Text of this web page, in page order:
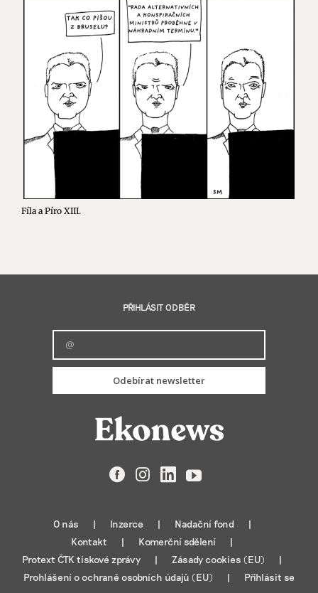
Fíla a Píro XIII.
PŘIHLÁSIT ODBĚR
Odebírat newsletter
FacebookInstagramLinkedIn
YouTube
O nás Inzerce
Nadační fond
Kontakt
Komerční sdělení
Protext ČTK tiskové zprávy
Zásady cookies (EU)
Prohlášení o ochraně osobních údajů (EU)
Přihlásit se